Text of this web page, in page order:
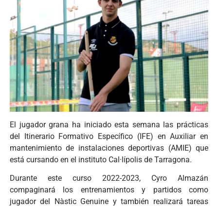
El jugador grana ha iniciado esta semana las prácticas
del Itinerario Formativo Específico (IFE) en Auxiliar en
mantenimiento de instalaciones deportivas (AMIE) que
está cursando en el instituto Cal·lípolis de Tarragona.
Durante este curso 2022-2023, Cyro Almazán
compaginará los entrenamientos y partidos como
jugador del Nàstic Genuine y también realizará tareas